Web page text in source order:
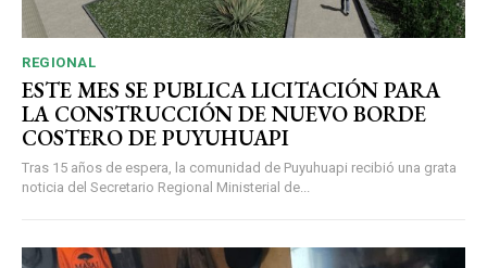
REGIONAL
ESTE MES SE PUBLICA LICITACIÓN PARA
LA CONSTRUCCIÓN DE NUEVO BORDE
COSTERO DE PUYUHUAPI
Tras 15 años de espera, la comunidad de Puyuhuapi recibió una grata
noticia del Secretario Regional Ministerial de...